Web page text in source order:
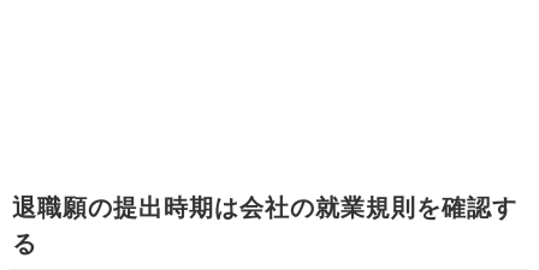
退職願の提出時期は会社の就業規則を確認す
る